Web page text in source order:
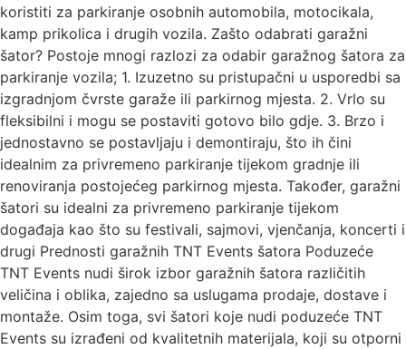
koristiti za parkiranje osobnih automobila, motocikala,
kamp prikolica i drugih vozila. Zašto odabrati garažni
šator? Postoje mnogi razlozi za odabir garažnog šatora za
parkiranje vozila; 1. Izuzetno su pristupačni u usporedbi sa
izgradnjom čvrste garaže ili parkirnog mjesta. 2. Vrlo su
fleksibilni i mogu se postaviti gotovo bilo gdje. 3. Brzo i
jednostavno se postavljaju i demontiraju, što ih čini
idealnim za privremeno parkiranje tijekom gradnje ili
renoviranja postojećeg parkirnog mjesta. Također, garažni
šatori su idealni za privremeno parkiranje tijekom
događaja kao što su festivali, sajmovi, vjenčanja, koncerti i
drugi Prednosti garažnih TNT Events šatora Poduzeće
TNT Events nudi širok izbor garažnih šatora različitih
veličina i oblika, zajedno sa uslugama prodaje, dostave i
montaže. Osim toga, svi šatori koje nudi poduzeće TNT
Events su izrađeni od kvalitetnih materijala, koji su otporni